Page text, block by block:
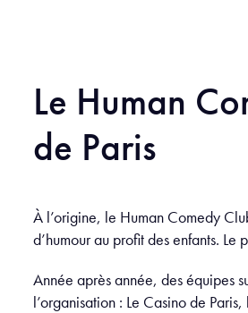
Le Human
de Paris
À l’origine, le Human Comedy
d’humour au profit des enfants.
Année après année, des équipes
l’organisation : Le Casino de